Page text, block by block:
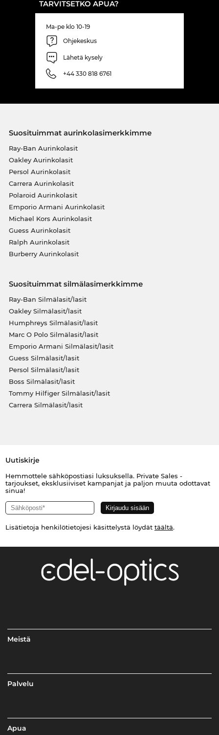
TARVITSETKO APUA?
Ma-pe klo 10-19
Ohjekeskus
Lähetä kysely
+44 330 818 6761
Suosituimmat aurinkolasimerkkimme
Ray-Ban Aurinkolasit
Oakley Aurinkolasit
Persol Aurinkolasit
Carrera Aurinkolasit
Polaroid Aurinkolasit
Emporio Armani Aurinkolasit
Michael Kors Aurinkolasit
Guess Aurinkolasit
Ralph Aurinkolasit
Burberry Aurinkolasit
Suosituimmat silmälasimerkkimme
Ray-Ban Silmälasit/lasit
Oakley Silmälasit/lasit
Humphreys Silmälasit/lasit
Marc O Polo Silmälasit/lasit
Emporio Armani Silmälasit/lasit
Guess Silmälasit/lasit
Persol Silmälasit/lasit
Boss Silmälasit/lasit
Tommy Hilfiger Silmälasit/lasit
Carrera Silmälasit/lasit
Uutiskirje
Hemmottele sähköpostiasi luksuksella. Private Sales -
tarjoukset, eksklusiiviset kampanjat ja paljon muuta odottavat
sinua!
Lisätietoja henkilötietojesi käsittelystä löydät täältä.
Meistä
Palvelu
Apua